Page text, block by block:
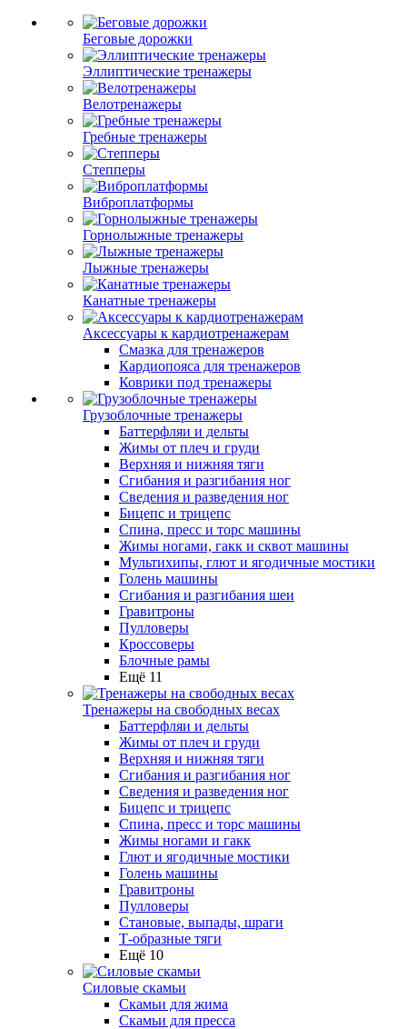
Беговые дорожки
Эллиптические тренажеры
Велотренажеры
Гребные тренажеры
Степперы
Виброплатформы
Горнолыжные тренажеры
Лыжные тренажеры
Канатные тренажеры
Аксессуары к кардиотренажерам
Смазка для тренажеров
Кардиопояса для тренажеров
Коврики под тренажеры
Грузоблочные тренажеры
Баттерфляи и дельты
Жимы от плеч и груди
Верхняя и нижняя тяги
Сгибания и разгибания ног
Сведения и разведения ног
Бицепс и трицепс
Спина, пресс и торс машины
Жимы ногами, гакк и сквот машины
Мультихипы, глют и ягодичные мостики
Голень машины
Сгибания и разгибания шеи
Гравитроны
Пулловеры
Кроссоверы
Блочные рамы
Ещё 11
Тренажеры на свободных весах
Баттерфляи и дельты
Жимы от плеч и груди
Верхняя и нижняя тяги
Сгибания и разгибания ног
Сведения и разведения ног
Бицепс и трицепс
Спина, пресс и торс машины
Жимы ногами и гакк
Глют и ягодичные мостики
Голень машины
Гравитроны
Пулловеры
Становые, выпады, шраги
Т-образные тяги
Ещё 10
Силовые скамьи
Скамьи для жима
Скамьи для пресса